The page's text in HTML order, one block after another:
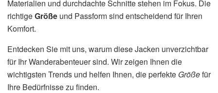
Materialien und durchdachte Schnitte stehen im Fokus. Die
richtigeGröße und Passform sind entscheidend für Ihren
Komfort.
Entdecken Sie mit uns, warum diese Jacken unverzichtbar
für Ihr Wanderabenteuer sind. Wir zeigen Ihnen die
wichtigsten Trends und helfen Ihnen, die perfekte Größefür
Ihre Bedürfnisse zu finden.